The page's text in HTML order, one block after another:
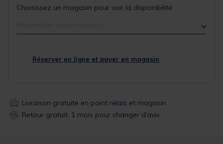
Choisissez un magasin pour voir la disponibilité
Réserver en ligne et payer en magasin
Livraison gratuite en point relais et magasin
Retour gratuit, 1 mois pour changer d’avis